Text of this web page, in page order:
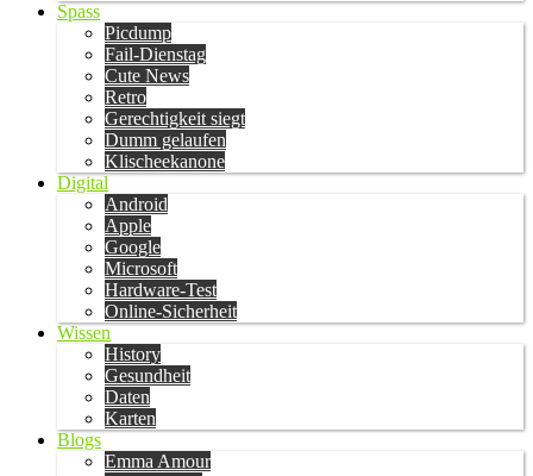
Spass
Picdump
Fail-Dienstag
Cute News
Retro
Gerechtigkeit siegt
Dumm gelaufen
Klischeekanone
Digital
Android
Apple
Google
Microsoft
Hardware-Test
Online-Sicherheit
Wissen
History
Gesundheit
Daten
Karten
Blogs
Emma Amour